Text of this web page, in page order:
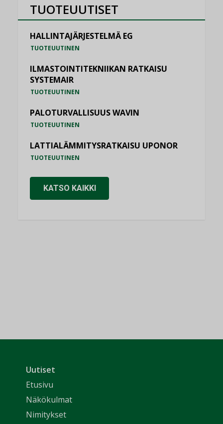
TUOTEUUTISET
HALLINTAJÄRJESTELMÄ EG
TUOTEUUTINEN
ILMASTOINTITEKNIIKAN RATKAISU
SYSTEMAIR
TUOTEUUTINEN
PALOTURVALLISUUS WAVIN
TUOTEUUTINEN
LATTIALÄMMITYSRATKAISU UPONOR
TUOTEUUTINEN
KATSO KAIKKI
Uutiset
Etusivu
Näkökulmat
Nimitykset